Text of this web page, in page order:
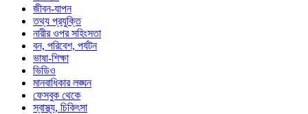
জীবন-যাপন
তথ্য প্রযুক্তি
নারীর ওপর সহিংসতা
বন, পরিবেশ, পর্যটন
ভাষা-শিক্ষা
ভিডিও
মানবাধিকার লঙ্ঘন
ফেসবুক থেকে
স্বাস্থ্য, চিকিৎসা